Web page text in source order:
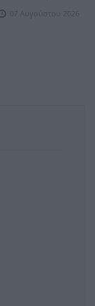
07 Αυγούστου 2026